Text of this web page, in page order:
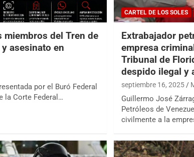
miembros del Tren de
asesinato en
por el Buró Federal
la Corte Federal…
CARTEL DE LOS SOLES
Extrabajador
empresa
Tribunal de
despido ilegal y
septiembre 16, 2025
Guillermo José
Petróleos de
civilmente a la